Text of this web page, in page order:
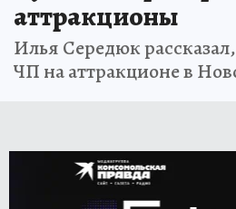
аттракционы
Илья Середюк
ЧП на аттракционе в